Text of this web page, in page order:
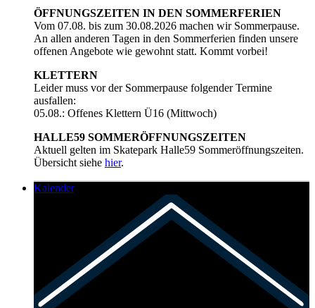
ÖFFNUNGSZEITEN IN DEN SOMMERFERIEN
Vom 07.08. bis zum 30.08.2026 machen wir Sommerpause.
An allen anderen Tagen in den Sommerferien finden unsere
offenen Angebote wie gewohnt statt. Kommt vorbei!
KLETTERN
Leider muss vor der Sommerpause folgender Termine
ausfallen:
05.08.: Offenes Klettern Ü16 (Mittwoch)
HALLE59 SOMMERÖFFNUNGSZEITEN
Aktuell gelten im Skatepark Halle59 Sommeröffnungszeiten.
Übersicht siehe hier.
Kalender